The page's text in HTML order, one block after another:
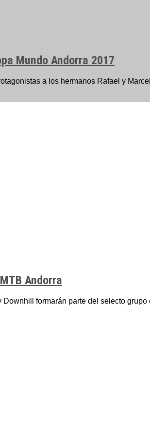
Mundo Andorra 2017
a los hermanos Rafael y
Andorra
formarán parte del selecto